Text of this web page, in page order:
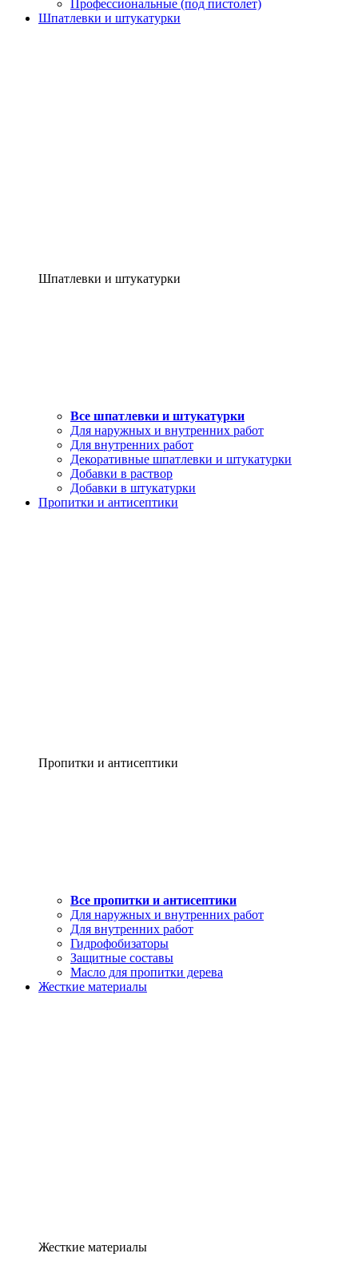
Профессиональные (под пистолет)
Шпатлевки и штукатурки
Шпатлевки и штукатурки
Все шпатлевки и штукатурки
Для наружных и внутренних работ
Для внутренних работ
Декоративные шпатлевки и штукатурки
Добавки в раствор
Добавки в штукатурки
Пропитки и антисептики
Пропитки и антисептики
Все пропитки и антисептики
Для наружных и внутренних работ
Для внутренних работ
Гидрофобизаторы
Защитные составы
Масло для пропитки дерева
Жесткие материалы
Жесткие материалы